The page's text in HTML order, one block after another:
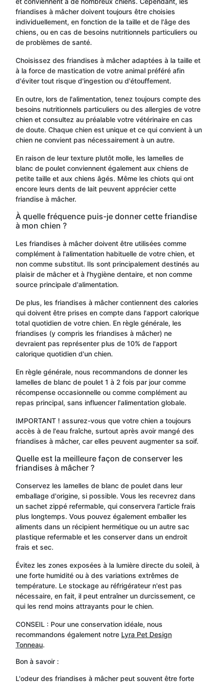
friandises à mâcher doivent toujours être choisies
individuellement, en fonction de la taille et de l'âge des
chiens, ou en cas de besoins nutritionnels particuliers ou
de problèmes de santé.
Choisissez des friandises à mâcher adaptées à la taille et
à la force de mastication de votre animal préféré afin
d'éviter tout risque d'ingestion ou d'étouffement.
En outre, lors de l'alimentation, tenez toujours compte des
besoins nutritionnels particuliers ou des allergies de votre
chien et consultez au préalable votre vétérinaire en cas
de doute. Chaque chien est unique et ce qui convient à un
chien ne convient pas nécessairement à un autre.
En raison de leur texture plutôt molle, les lamelles de
blanc de poulet conviennent également aux chiens de
petite taille et aux chiens âgés. Même les chiots qui ont
encore leurs dents de lait peuvent apprécier cette
friandise à mâcher.
À quelle fréquence puis-je donner cette friandise
à mon chien ?
Les friandises à mâcher doivent être utilisées comme
complément à l'alimentation habituelle de votre chien, et
non comme substitut. Ils sont principalement destinés au
plaisir de mâcher et à l'hygiène dentaire, et non comme
source principale d'alimentation.
De plus, les friandises à mâcher contiennent des calories
qui doivent être prises en compte dans l'apport calorique
total quotidien de votre chien. En règle générale, les
friandises (y compris les friandises à mâcher) ne
devraient pas représenter plus de 10% de l'apport
calorique quotidien d'un chien.
En règle générale, nous recommandons de donner les
lamelles de blanc de poulet 1 à 2 fois par jour comme
récompense occasionnelle ou comme complément au
repas principal, sans influencer l'alimentation globale.
IMPORTANT ! assurez-vous que votre chien a toujours
accès à de l'eau fraîche, surtout après avoir mangé des
friandises à mâcher, car elles peuvent augmenter sa soif.
Quelle est la meilleure façon de conserver les
friandises à mâcher ?
Conservez les lamelles de blanc de poulet dans leur
emballage d'origine, si possible. Vous les recevrez dans
un sachet zippé refermable, qui conservera l'article frais
plus longtemps. Vous pouvez également emballer les
aliments dans un récipient hermétique ou un autre sac
plastique refermable et les conserver dans un endroit
frais et sec.
Évitez les zones exposées à la lumière directe du soleil, à
une forte humidité ou à des variations extrêmes de
température. Le stockage au réfrigérateur n'est pas
nécessaire, en fait, il peut entraîner un durcissement, ce
qui les rend moins attrayants pour le chien.
CONSEIL : Pour une conservation idéale, nous
recommandons également notre Lyra Pet Design
Tonneau.
Bon à savoir :
L'odeur des friandises à mâcher peut souvent être forte